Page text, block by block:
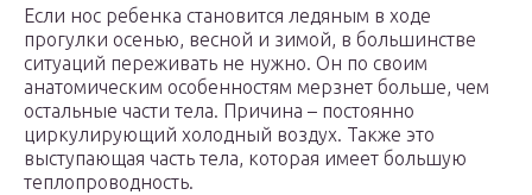
Если нос ребенка становится ледяным в ходе
прогулки осенью, весной и зимой, в большинстве
ситуаций переживать не нужно. Он по своим
анатомическим особенностям мерзнет больше, чем
остальные части тела. Причина – постоянно
циркулирующий холодный воздух. Также это
выступающая часть тела, которая имеет большую
теплопроводность.